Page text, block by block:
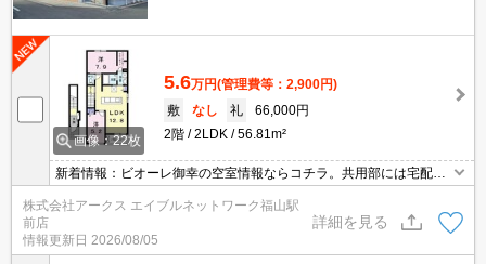
画像：22枚
5.6万円(管理費等：2,900円)
敷
なし 礼
66,000円
2階
2LDK 56.81m²
新着情報：ビオーレ御幸の空室情報ならコチラ。共用部には宅配ボ
ックスが付いているため、好きなタイミングで荷物を受け取ること
ができます。室内設備は浴室乾燥機・洗面所独立など豊富に揃って
おり、過ごしやすいお部屋になっております。来訪者の顔が見える
TVインターホン付き。
株式会社アークス エイブルネットワーク福山駅
前店
情報更新日 2026/08/05
詳細を見る